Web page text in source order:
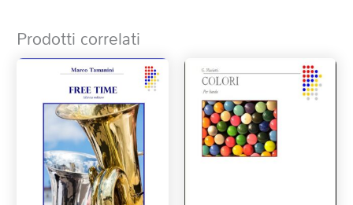
Prodotti correlati